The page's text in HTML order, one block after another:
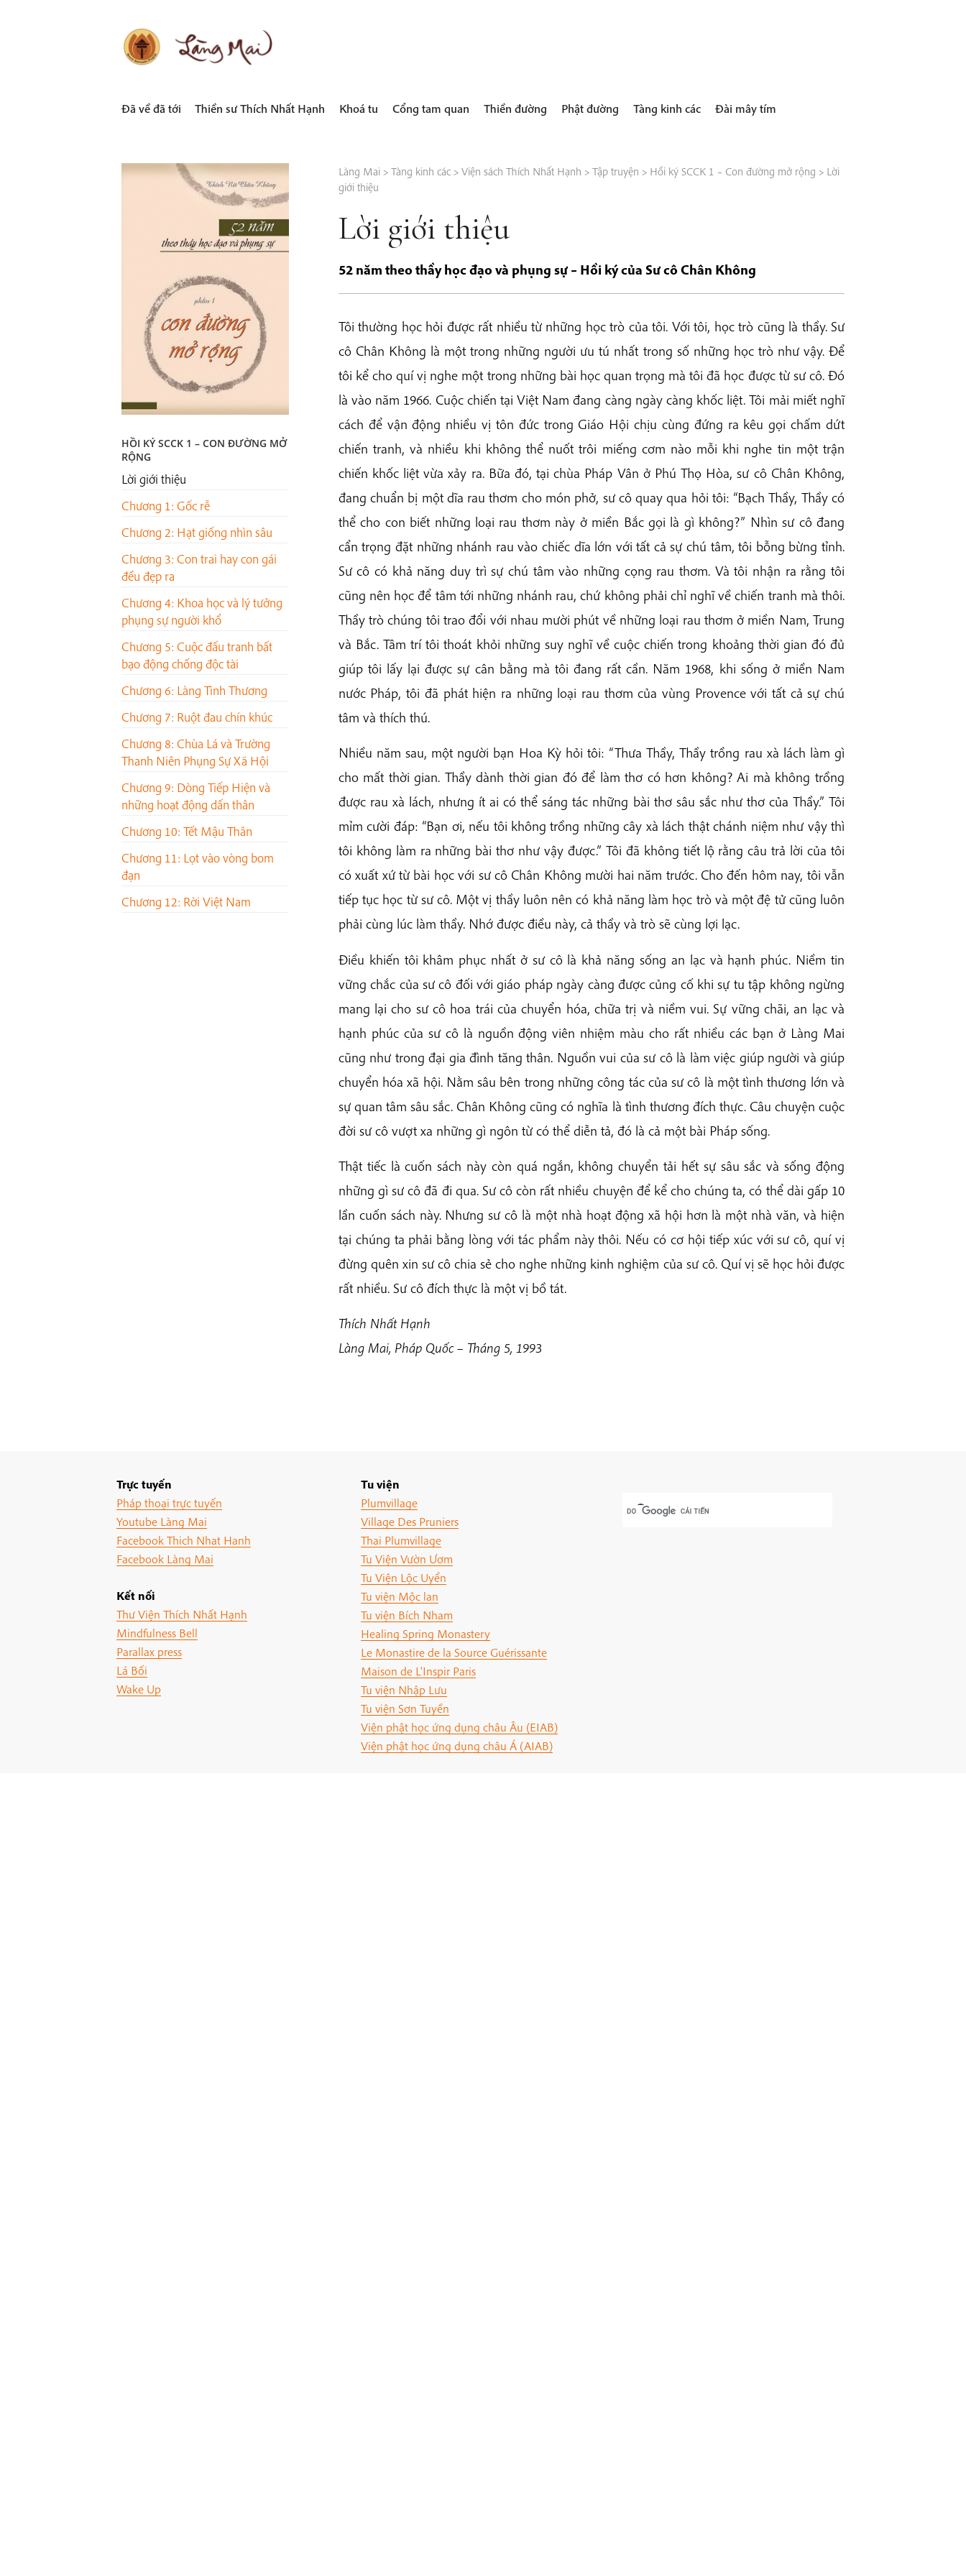
LÀNG MAI
Đã về đã tới Thiền sư Thích Nhất Hạnh Khoá tu Cổng tam quan Thiền đường Phật đường Tàng kinh các Đài mây tím
HỒI KÝ SCCK 1 – CON ĐƯỜNG MỞ
RỘNG
Lời giới thiệu
Chương 1: Gốc rễ
Chương 2: Hạt giống nhìn sâu
Chương 3: Con trai hay con gái
đều đẹp ra
Chương 4: Khoa học và lý tưởng
phụng sự người khổ
Chương 5: Cuộc đấu tranh bất
bạo động chống độc tài
Chương 6: Làng Tình Thương
Chương 7: Ruột đau chín khúc
Chương 8: Chùa Lá và Trường
Thanh Niên Phụng Sự Xã Hội
Chương 9: Dòng Tiếp Hiện và
những hoạt động dấn thân
Chương 10: Tết Mậu Thân
Chương 11: Lọt vào vòng bom
đạn
Chương 12: Rời Việt Nam
Làng Mai> Tàng kinh các> Viện sách Thích Nhất Hạnh > Tập truyện > Hồi ký SCCK 1 – Con đường mở rộng > Lời
giới thiệu
Lời giới thiệu
52 năm theo thầy học đạo và phụng sự – Hồi ký của Sư cô Chân Không
Tôi thường học hỏi được rất nhiều từ những học trò của tôi. Với tôi, học trò cũng là thầy. Sư
cô Chân Không là một trong những người ưu tú nhất trong số những học trò như vậy. Để
tôi kể cho quí vị nghe một trong những bài học quan trọng mà tôi đã học được từ sư cô. Đó
là vào năm 1966. Cuộc chiến tại Việt Nam đang càng ngày càng khốc liệt. Tôi mải miết nghĩ
cách để vận động nhiều vị tôn đức trong Giáo Hội chịu cùng đứng ra kêu gọi chấm dứt
chiến tranh, và nhiều khi không thể nuốt trôi miếng cơm nào mỗi khi nghe tin một trận
chiến khốc liệt vừa xảy ra. Bữa đó, tại chùa Pháp Vân ở Phú Thọ Hòa, sư cô Chân Không,
đang chuẩn bị một dĩa rau thơm cho món phở, sư cô quay qua hỏi tôi: “Bạch Thầy, Thầy có
thể cho con biết những loại rau thơm này ở miền Bắc gọi là gì không?” Nhìn sư cô đang
cẩn trọng đặt những nhánh rau vào chiếc dĩa lớn với tất cả sự chú tâm, tôi bỗng bừng tỉnh.
Sư cô có khả năng duy trì sự chú tâm vào những cọng rau thơm. Và tôi nhận ra rằng tôi
cũng nên học để tâm tới những nhánh rau, chứ không phải chỉ nghĩ về chiến tranh mà thôi.
Thầy trò chúng tôi trao đổi với nhau mười phút về những loại rau thơm ở miền Nam, Trung
và Bắc. Tâm trí tôi thoát khỏi những suy nghĩ về cuộc chiến trong khoảng thời gian đó đủ
giúp tôi lấy lại được sự cân bằng mà tôi đang rất cần. Năm 1968, khi sống ở miền Nam
nước Pháp, tôi đã phát hiện ra những loại rau thơm của vùng Provence với tất cả sự chú
tâm và thích thú.
Nhiều năm sau, một người bạn Hoa Kỳ hỏi tôi: “Thưa Thầy, Thầy trồng rau xà lách làm gì
cho mất thời gian. Thầy dành thời gian đó để làm thơ có hơn không? Ai mà không trồng
được rau xà lách, nhưng ít ai có thể sáng tác những bài thơ sâu sắc như thơ của Thầy.” Tôi
mỉm cười đáp: “Bạn ơi, nếu tôi không trồng những cây xà lách thật chánh niệm như vậy thì
tôi không làm ra những bài thơ như vậy được.” Tôi đã không tiết lộ rằng câu trả lời của tôi
có xuất xứ từ bài học với sư cô Chân Không mười hai năm trước. Cho đến hôm nay, tôi vẫn
tiếp tục học từ sư cô. Một vị thầy luôn nên có khả năng làm học trò và một đệ tử cũng luôn
phải cùng lúc làm thầy. Nhớ được điều này, cả thầy và trò sẽ cùng lợi lạc.
Điều khiến tôi khâm phục nhất ở sư cô là khả năng sống an lạc và hạnh phúc. Niềm tin
vững chắc của sư cô đối với giáo pháp ngày càng được củng cố khi sự tu tập không ngừng
mang lại cho sư cô hoa trái của chuyển hóa, chữa trị và niềm vui. Sự vững chãi, an lạc và
hạnh phúc của sư cô là nguồn động viên nhiệm màu cho rất nhiều các bạn ở Làng Mai
cũng như trong đại gia đình tăng thân. Nguồn vui của sư cô là làm việc giúp người và giúp
chuyển hóa xã hội. Nằm sâu bên trong những công tác của sư cô là một tình thương lớn và
sự quan tâm sâu sắc. Chân Không cũng có nghĩa là tình thương đích thực. Câu chuyện cuộc
đời sư cô vượt xa những gì ngôn từ có thể diễn tả, đó là cả một bài Pháp sống.
Thật tiếc là cuốn sách này còn quá ngắn, không chuyển tải hết sự sâu sắc và sống động
những gì sư cô đã đi qua. Sư cô còn rất nhiều chuyện để kể cho chúng ta, có thể dài gấp 10
lần cuốn sách này. Nhưng sư cô là một nhà hoạt động xã hội hơn là một nhà văn, và hiện
tại chúng ta phải bằng lòng với tác phẩm này thôi. Nếu có cơ hội tiếp xúc với sư cô, quí vị
đừng quên xin sư cô chia sẻ cho nghe những kinh nghiệm của sư cô. Quí vị sẽ học hỏi được
rất nhiều. Sư cô đích thực là một vị bồ tát.
Thích Nhất Hạnh
Làng Mai, Pháp Quốc – Tháng 5, 1993
Trực tuyến
Pháp thoại trực tuyến
Youtube Làng Mai
Facebook Thich Nhat Hanh
Facebook Làng Mai
Kết nối
Thư Viện Thích Nhất Hạnh
Mindfulness Bell
Parallax press
Lá Bối
Wake Up
Tu viện
Plumvillage
Village Des Pruniers
Thai Plumvillage
Tu Viện Vườn Ươm
Tu Viện Lộc Uyển
Tu viện Mộc lan
Tu viện Bích Nham
Healing Spring Monastery
Le Monastire de la Source Guérissante
Maison de L'Inspir Paris
Tu viện Nhập Lưu
Tu viện Sơn Tuyền
Viện phật học ứng dụng châu Âu (EIAB)
Viện phật học ứng dụng châu Á (AIAB)